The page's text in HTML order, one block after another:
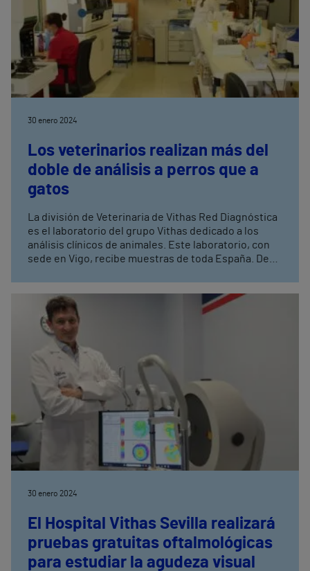
30 enero 2024
Los veterinarios realizan más del
doble de análisis a perros que a
gatos
La división de Veterinaria de Vithas Red Diagnóstica
es el laboratorio del grupo Vithas dedicado a los
análisis clínicos de animales. Este laboratorio, con
sede en Vigo, recibe muestras de toda España. De
perros que de gatos. Las mascotas, al igual que los
humanos, padecen enfermedades como obesidad,
hipertensión, diabetes, patologías cardiacas o
articulares, por lo que es aconsejable realizar, al
menos, una analítica anual para prevenir y, en su
caso, diagnosticar estas enfermedades.
30 enero 2024
El Hospital Vithas Sevilla realizará
pruebas gratuitas oftalmológicas
para estudiar la agudeza visual